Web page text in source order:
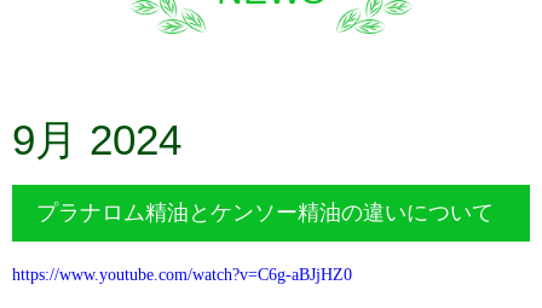
9月 2024
プラナロム精油とケンソー精油の違いについて
https://www.youtube.com/watch?v=C6g-aBJjHZ0